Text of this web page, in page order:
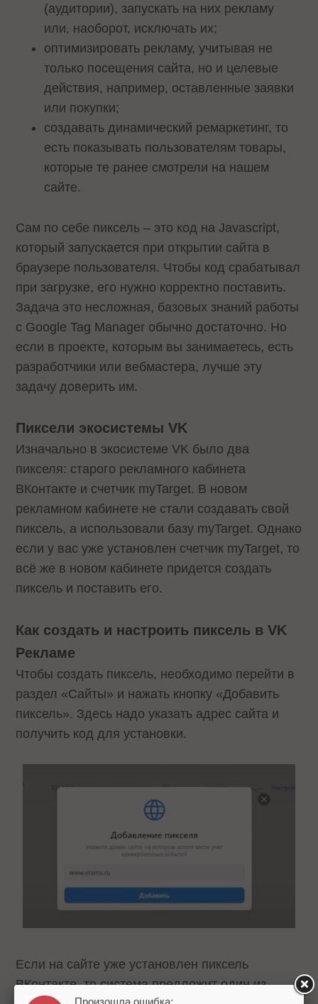
(аудитории), запускать на них рекламу
или, наоборот, исключать их;
оптимизировать рекламу, учитывая не
только посещения сайта, но и целевые
действия, например, оставленные заявки
или покупки;
создавать динамический ремаркетинг, то
есть показывать пользователям товары,
которые те ранее смотрели на нашем
сайте.
Сам по себе пиксель – это код на Javascript,
который запускается при открытии сайта в
браузере пользователя. Чтобы код срабатывал
при загрузке, его нужно корректно поставить.
Задача это несложная, базовых знаний работы
с Google Tag Manager обычно достаточно. Но
если в проекте, которым вы занимаетесь, есть
разработчики или вебмастера, лучше эту
задачу доверить им.
Пиксели экосистемы VK
Изначально в экосистеме VK было два
пикселя: старого рекламного кабинета
ВКонтакте и счетчик myTarget. В новом
рекламном кабинете не стали создавать свой
пиксель, а использовали базу myTarget. Однако
если у вас уже установлен счетчик myTarget, то
всё же в новом кабинете придется создать
пиксель и поставить его.
Как создать и настроить пиксель в VK
Рекламе
Чтобы создать пиксель, необходимо перейти в
раздел «Сайты» и нажать кнопку «Добавить
пиксель». Здесь надо указать адрес сайта и
получить код для установки.
Если на сайте уже установлен пиксель
ВКонтакте, то система предложит один из
Произошла ошибка: